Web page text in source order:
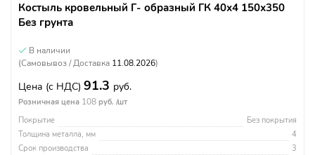
Костыль кровельный Г- образный ГК 40х4 150х350
Без грунта
В наличии
(Самовывоз / Доставка 11.08.2026)
Цена (с НДС) 91.3 руб.
Розничная цена 108 руб. /шт
Покрытие
Без покрытия
Толщина металла, мм
4
Срок производства
3